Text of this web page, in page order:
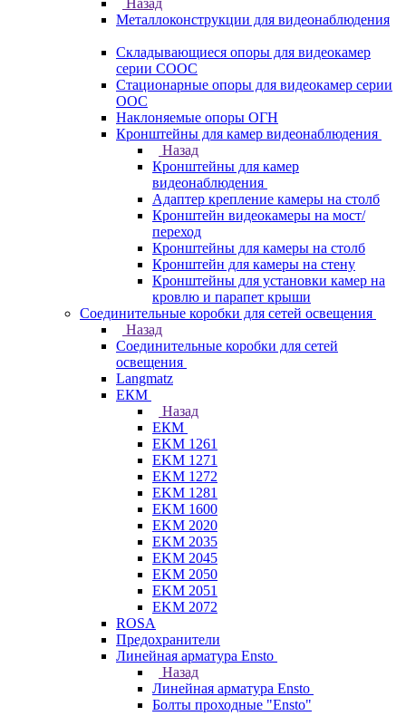
Назад
Металлоконструкции для видеонаблюдения
Складывающиеся опоры для видеокамер
серии СООС
Стационарные опоры для видеокамер серии
ООС
Наклоняемые опоры ОГН
Кронштейны для камер видеонаблюдения
Назад
Кронштейны для камер
видеонаблюдения
Адаптер крепление камеры на столб
Кронштейн видеокамеры на мост/
переход
Кронштейны для камеры на столб
Кронштейн для камеры на стену
Кронштейны для установки камер на
кровлю и парапет крыши
Соединительные коробки для сетей освещения
Назад
Соединительные коробки для сетей
освещения
Langmatz
ЕКМ
Назад
ЕКМ
EKM 1261
EKM 1271
EKM 1272
EKM 1281
EKM 1600
EKM 2020
EKM 2035
EKM 2045
EKM 2050
EKM 2051
EKM 2072
ROSA
Предохранители
Линейная арматура Ensto
Назад
Линейная арматура Ensto
Болты проходные "Ensto"